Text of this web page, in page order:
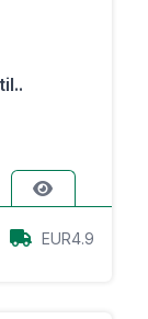
EUR4.9